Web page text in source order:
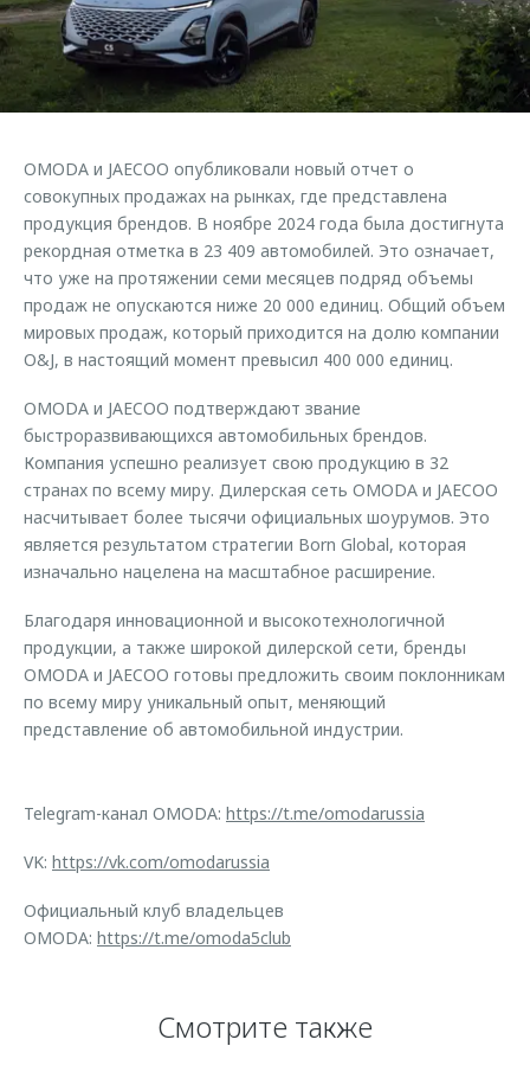
Страхование
Кредитный калькулятор
Аксессуары
Оригинальные аксессуары
Запчасти
Трейд-ин
Калькулятор трейд-ин
Руководства по эксплуатации
Клиентская поддержка
O&J Автоклуб
Приложение O&J
Аксессуары
Одежда и сувениры
Оригинальные аксессуары
Запчасти
Обратная связь
OMODA и JAECOO опубликовали новый отчет о
совокупных продажах на рынках, где представлена
продукция брендов. В ноябре 2024 года была достигнута
рекордная отметка в 23 409 автомобилей. Это означает,
что уже на протяжении семи месяцев подряд объемы
продаж не опускаются ниже 20 000 единиц. Общий объем
мировых продаж, который приходится на долю компании
O&J, в настоящий момент превысил 400 000 единиц.
OMODA и JAECOO подтверждают звание
быстроразвивающихся автомобильных брендов.
Компания успешно реализует свою продукцию в 32
странах по всему миру. Дилерская сеть OMODA и JAECOO
насчитывает более тысячи официальных шоурумов. Это
является результатом стратегии Born Global, которая
изначально нацелена на масштабное расширение.
Благодаря инновационной и высокотехнологичной
продукции, а также широкой дилерской сети, бренды
OMODA и JAECOO готовы предложить своим поклонникам
по всему миру уникальный опыт, меняющий
представление об автомобильной индустрии.
Telegram-канал OMODA: https://t.me/omodarussia
VK: https://vk.com/omodarussia
Официальный клуб владельцев
OMODA: https://t.me/omoda5club
Смотрите также